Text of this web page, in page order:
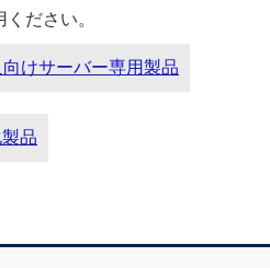
ださい。
けサーバー専用製品
品